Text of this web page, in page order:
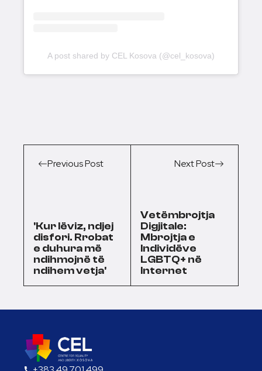
A post shared by CEL Kosova (@cel_kosova)
Previous Post
'Kur lëviz, ndjej
disfori. Rrobat
e duhura më
ndihmojnë të
ndihem vetja'
Next Post
Vetëmbrojtja
Digjitale:
Mbrojtja e
Individëve
LGBTQ+ në
Internet